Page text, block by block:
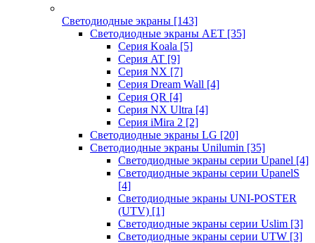
Светодиодные экраны [143]
Светодиодные экраны AET [35]
Cерия Koala [5]
Серия AT [9]
Серия NX [7]
Серия Dream Wall [4]
Серия QR [4]
Серия NX Ultra [4]
Серия iMira 2 [2]
Светодиодные экраны LG [20]
Светодиодные экраны Unilumin [35]
Светодиодные экраны серии Upanel [4]
Светодиодные экраны серии UpanelS
[4]
Светодиодные экраны UNI-POSTER
(UTV) [1]
Светодиодные экраны серии Uslim [3]
Светодиодные экраны серии UTW [3]